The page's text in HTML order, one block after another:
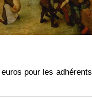
pour les adhérents